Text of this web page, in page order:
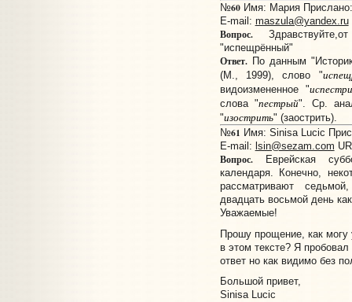
№60Имя: Мария Прислано:
E-mail: maszula@yandex.ru
Вопрос.
"испещрённый"
Ответ.По данным
(М., 1999), слово "
видоизмененное "
слова "пестрый". Ср.
"изострить" (заострить).
№61 Имя: Sinisa Lucic
E-mail: lsin@sezam.com
Вопрос.Еврейская
календаря. Конечно,
рассматривают
двадцать восьмой день
Уважаемые!
Прошу прощение, как могу
в этом тексте? Я
ответ но как видимо без
Большой привет,
Sinisa Lucic